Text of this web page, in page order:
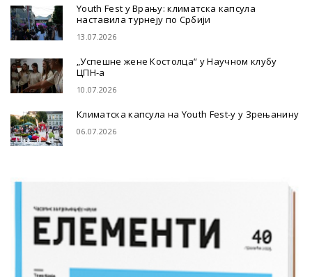
Youth Fest у Врању: климатска капсула
наставила турнеју по Србији
13.07.2026
„Успешне жене Костолца“ у Научном клубу
ЦПН-а
10.07.2026
Климатска капсула на Youth Fest-у у Зрењанину
06.07.2026